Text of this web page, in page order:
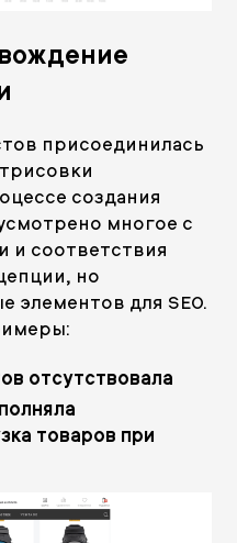
присоединилась
создания
многое с
и соответствия
но
элементов для SEO.
отсутствовала
товаров при